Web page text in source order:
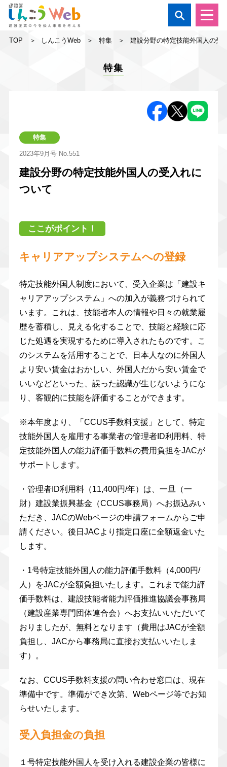

TOP しんこうWeb 特集 建設分野の特定技能外国人の受
特集
特集
2023年9月号No.551
建設分野の特定技能外国人の受入れに
ついて
ここがポイント！
キャリアアップシステムへの登録
特定技能外国人制度において、受入企業は「建設キ
ャリアアップシステム」への加入が義務づけられて
います。これは、技能者本人の情報や日々の就業履
歴を蓄積し、見える化することで、技能と経験に応
じた処遇を実現するために導入されたものです。こ
のシステムを活用することで、日本人なのに外国人
より安い賃金はおかしい、外国人だから安い賃金で
いいなどといった、誤った認識が生じないようにな
り、客観的に技能を評価することができます。
※本年度より、「CCUS手数料支援」として、特定
技能外国人を雇用する事業者の管理者ID利用料、特
定技能外国人の能力評価手数料の費用負担をJACが
サポートします。
・管理者ID利用料（11,400円/年）は、一旦（一
財）建設業振興基金（CCUS事務局）へお振込みい
ただき、JACのWebページの申請フォームからご申
請ください。後日JACより指定口座に全額返金いた
します。
・1号特定技能外国人の能力評価手数料（4,000円/
人）をJACが全額負担いたします。これまで能力評
価手数料は、建設技能者能力評価推進協議会事務局
（建設産業専門団体連合会）へお支払いいただいて
おりましたが、無料となります（費用はJACが全額
負担し、JACから事務局に直接お支払いいたしま
す）。
なお、CCUS手数料支援の問い合わせ窓口は、現在
準備中です。準備ができ次第、Webページ等でお知
らせいたします。
受入負担金の負担
１号特定技能外国人を受け入れる建設企業の皆様に